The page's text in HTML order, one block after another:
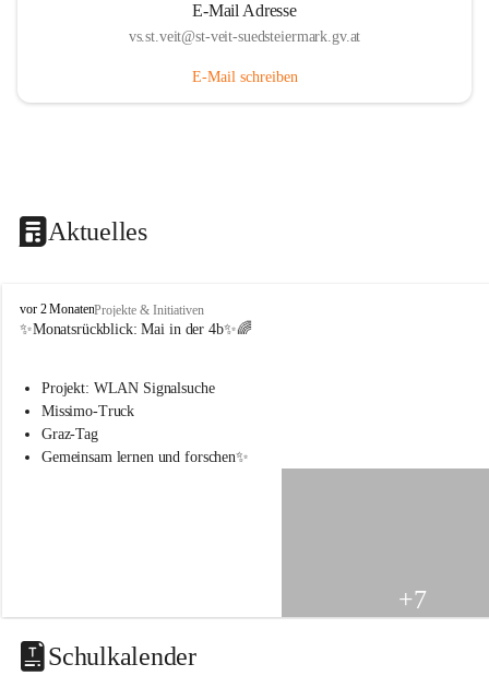
E-Mail Adresse
vs.st.veit@st-veit-suedsteiermark.gv.at
E-Mail schreiben
Aktuelles
V
o
s
s
c
i
t
a
vor 2 MonatenProjekte & Initiativen
✨Monatsrückblick: Mai in der 4b✨🌈
Projekt: WLAN Signalsuche
Missimo-Truck
Graz-Tag
Gemeinsam lernen und forschen✨
+7
Schulkalender